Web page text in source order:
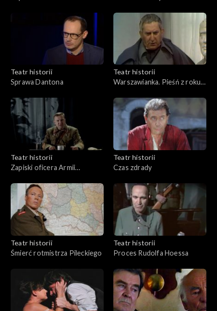
Teatr historii
Sprawa Dantona
Teatr historii
Warszawianka. Pieśń z roku
Teatr historii
Zapiski oficera Armii
Teatr historii
Czas zdrady
Teatr historii
Śmierć rotmistrza Pileckiego
Teatr historii
Proces Rudolfa Hoessa